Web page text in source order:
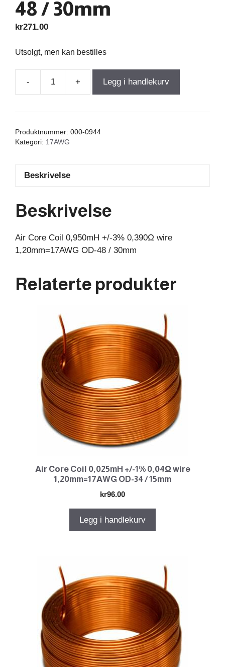
48 / 30mm
kr271.00
Utsolgt, men kan bestilles
-
Coil
antall
+ Legg i handlekurv
Produktnummer: 000-0944
Kategori: 17AWG
Beskrivelse
Beskrivelse
Air Core Coil 0,950mH +/-3% 0,390Ω wire
1,20mm=17AWG OD-48 / 30mm
Relaterte produkter
Air Core Coil 0,025mH +/-1% 0,04Ω wire
1,20mm=17AWG OD-34 / 15mm
kr96.00
Legg i handlekurv